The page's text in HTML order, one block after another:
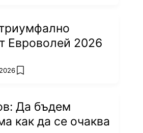
Евроволей 2026
add favorites
Да бъдем
как да се очаква